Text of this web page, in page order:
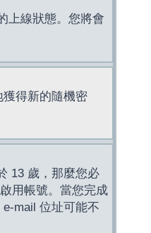
上線狀態。您將會
得新的隨機密
13 歲，那麼您必
用帳號。當您完成
mail 位址可能不